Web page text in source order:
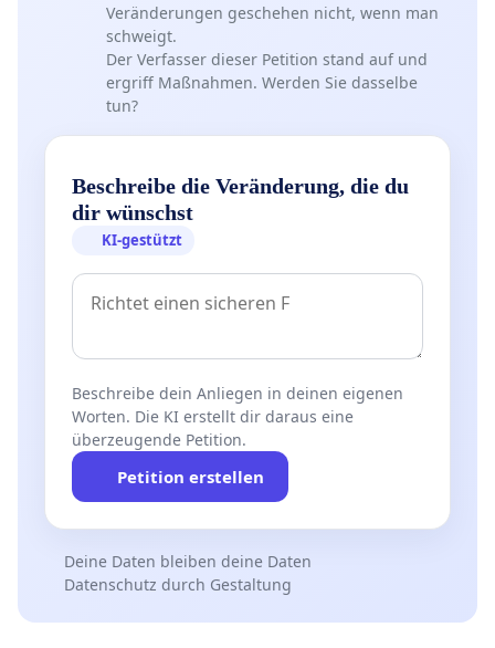
Veränderungen geschehen nicht, wenn man
schweigt.
Der Verfasser dieser Petition stand auf und
ergriff Maßnahmen. Werden Sie dasselbe
tun?
Beschreibe die Veränderung, die du
dir wünschst
KI-gestützt
Beschreibe dein Anliegen in deinen eigenen
Worten. Die KI erstellt dir daraus eine
überzeugende Petition.
Petition erstellen
Deine Daten bleiben deine Daten
Datenschutz durch Gestaltung